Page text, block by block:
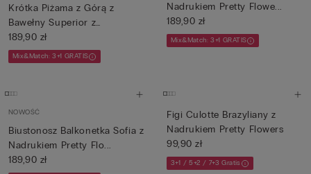
Krótka Piżama z Górą z
Bawełny Superior z
Nadrukie...
189,90 zł
Mix&Match: 3+1 GRATIS
Nadrukiem Pretty Flowe...
189,90 zł
Mix&Match: 3+1 GRATIS
NOWOŚĆ
Biustonosz Balkonetka Sofia z
Nadrukiem Pretty Flo...
189,90 zł
Figi Culotte Brazyliany z
Nadrukiem Pretty Flowers
99,90 zł
3+1 / 5+2 / 7+3 Gratis